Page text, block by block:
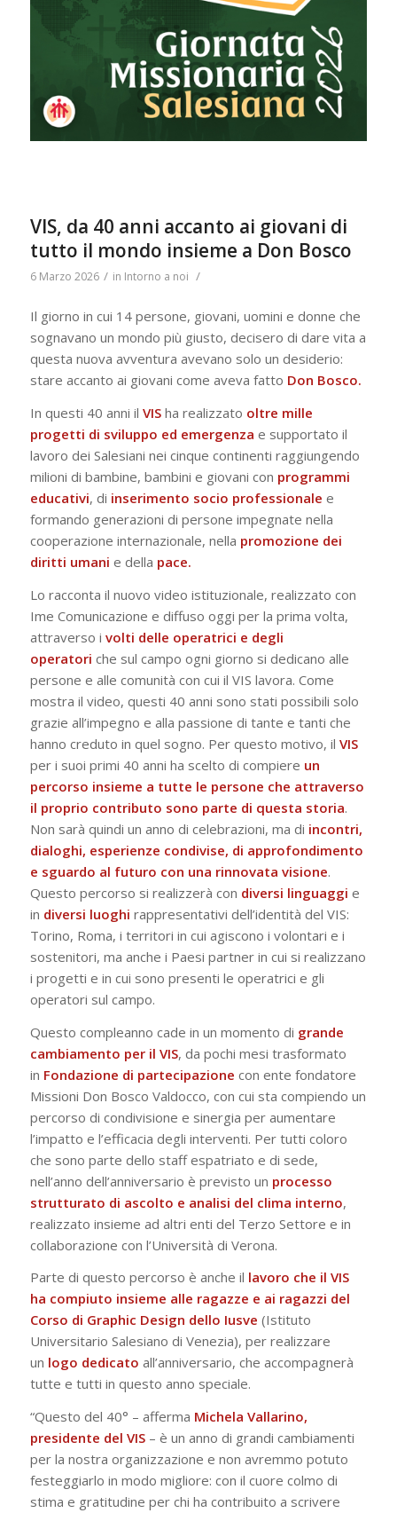
VIS, da 40 anni accanto ai giovani di
tutto il mondo insieme a Don Bosco
6 Marzo 2026 / in Intorno a noi /
Il giorno in cui 14 persone, giovani, uomini e donne che
sognavano un mondo più giusto, decisero di dare vita a
questa nuova avventura avevano solo un desiderio:
stare accanto ai giovani come aveva fatto Don Bosco.
In questi 40 anni il VISha realizzato oltre mille
progetti di sviluppo ed emergenza e supportato il
lavoro dei Salesiani nei cinque continenti raggiungendo
milioni di bambine, bambini e giovani con programmi
educativi, di inserimento socio professionale e
formando generazioni di persone impegnate nella
cooperazione internazionale, nella promozione dei
diritti umani e della pace.
Lo racconta il nuovo video istituzionale, realizzato con
Ime Comunicazione e diffuso oggi per la prima volta,
attraverso i volti delle operatrici e degli
operatori che sul campo ogni giorno si dedicano alle
persone e alle comunità con cui il VIS lavora. Come
mostra il video, questi 40 anni sono stati possibili solo
grazie all’impegno e alla passione di tante e tanti che
hanno creduto in quel sogno. Per questo motivo, il VIS
per i suoi primi 40 anni ha scelto di compiere un
percorso insieme a tutte le persone che attraverso
il proprio contributo sono parte di questa storia.
Non sarà quindi un anno di celebrazioni, ma di incontri,
dialoghi, esperienze condivise, di approfondimento
e sguardo al futuro con una rinnovata visione.
Questo percorso si realizzerà con diversi linguaggi e
in diversi luoghi rappresentativi dell’identità del VIS:
Torino, Roma, i territori in cui agiscono i volontari e i
sostenitori, ma anche i Paesi partner in cui si realizzano
i progetti e in cui sono presenti le operatrici e gli
operatori sul campo.
Questo compleanno cade in un momento di grande
cambiamento per il VIS, da pochi mesi trasformato
in Fondazione di partecipazione con ente fondatore
Missioni Don Bosco Valdocco, con cui sta compiendo un
percorso di condivisione e sinergia per aumentare
l’impatto e l’efficacia degli interventi. Per tutti coloro
che sono parte dello staff espatriato e di sede,
nell’anno dell’anniversario è previsto un processo
strutturato di ascolto e analisi del clima interno,
realizzato insieme ad altri enti del Terzo Settore e in
collaborazione con l’Università di Verona.
Parte di questo percorso è anche il lavoro che il VIS
ha compiuto insieme alle ragazze e ai ragazzi del
Corso di Graphic Design dello Iusve (Istituto
Universitario Salesiano di Venezia), per realizzare
un logo dedicato all’anniversario, che accompagnerà
tutte e tutti in questo anno speciale.
“Questo del 40° – afferma Michela Vallarino,
presidente del VIS– è un anno di grandi cambiamenti
per la nostra organizzazione e non avremmo potuto
festeggiarlo in modo migliore: con il cuore colmo di
stima e gratitudine per chi ha contribuito a scrivere